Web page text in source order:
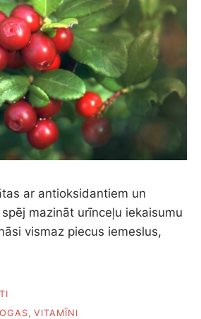
ar antioksidantiem un
mazināt urīnceļu iekaisumu
vismaz piecus iemeslus,
OGAS VITAMĪNI